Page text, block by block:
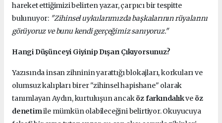
hareket ettiğimizi belirten yazar, çarpıcı bir tespitte
bulunuyor: "Zihinsel uykularımızda başkalarının rüyalarını
görüyoruz ve bunu kendi gerçeğimiz sanıyoruz."
Hangi Düşünceyi Giyinip Dışarı Çıkıyorsunuz?
Yazısında insan zihninin yarattığı blokajları, korkuları ve
olumsuz kalıpları birer "zihinsel hapishane" olarak
tanımlayan Aydın, kurtuluşun ancaköz farkındalıkve öz
denetimile mümkün olabileceğini belirtiyor. Okuyucuya